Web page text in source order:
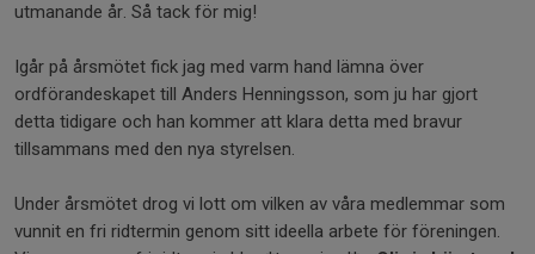
utmanande år. Så tack för mig!
Igår på årsmötet fick jag med varm hand lämna över
ordförandeskapet till Anders Henningsson, som ju har gjort
detta tidigare och han kommer att klara detta med bravur
tillsammans med den nya styrelsen.
Under årsmötet drog vi lott om vilken av våra medlemmar som
vunnit en fri ridtermin genom sitt ideella arbete för föreningen.